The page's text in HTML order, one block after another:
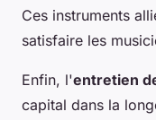
Ces instruments
satisfaire les
Enfin, l'entretien
capital dans la